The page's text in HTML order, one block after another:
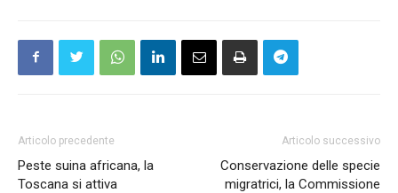
Articolo precedente
Peste suina africana, la
Toscana si attiva
Articolo successivo
Conservazione delle specie
migratrici, la Commissione